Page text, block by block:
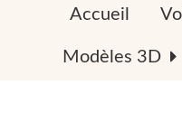
Accueil
Modèles 3D